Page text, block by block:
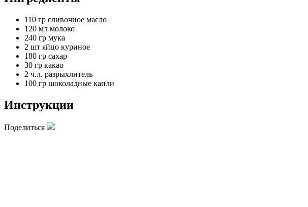
110 гр сливочное масло
120 мл молоко
240 гр мука
2 шт яйцо куриное
180 гр сахар
30 гр какао
2 ч.л. разрыхлитель
100 гр шоколадные капли
Инструкции
Поделиться